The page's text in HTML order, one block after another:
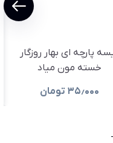
پارچه ای بهار روزگار
خسته مون میاد
۳۵٫۰۰۰ تومان